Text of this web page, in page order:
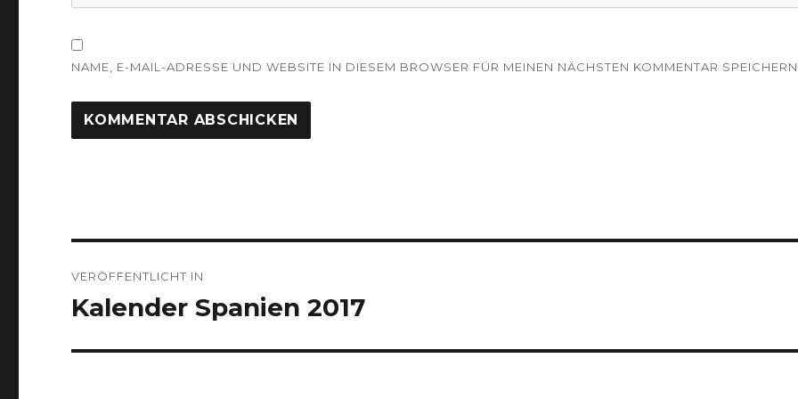
NAME, E-MAIL-ADRESSE UND WEBSITE IN DIESEM BROWSER FÜR MEINEN NÄCHSTEN KOMMENTAR
VERÖFFENTLICHT IN
Kalender Spanien 2017